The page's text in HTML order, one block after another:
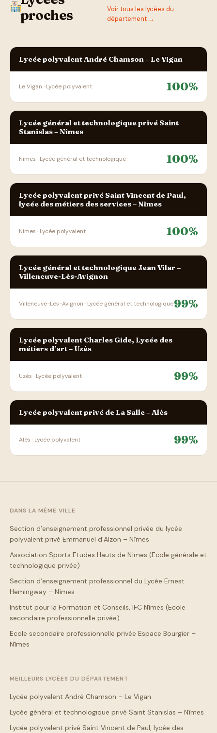
proches
Voir tous les lycées du
département →
Lycée polyvalent André Chamson – Le Vigan
Le Vigan · Lycée polyvalent 100%
Lycée général et technologique privé Saint
Stanislas – Nîmes
Nîmes · Lycée général et technologique 100%
Lycée polyvalent privé Saint Vincent de Paul,
lycée des métiers des services – Nîmes
Nîmes · Lycée polyvalent 100%
Lycée général et technologique Jean Vilar –
Villeneuve-Lès-Avignon
Villeneuve-Lès-Avignon · Lycée général et technologique99%
Lycée polyvalent Charles Gide, Lycée des
métiers d’art – Uzès
Uzès · Lycée polyvalent 99%
Lycée polyvalent privé de La Salle – Alès
Alès · Lycée polyvalent 99%
DANS LA MÊME VILLE
Section d’enseignement professionnel privée du lycée
polyvalent privé Emmanuel d’Alzon – Nîmes
Association Sports Etudes Hauts de Nîmes (Ecole générale et
technologique privée)
Section d’enseignement professionnel du Lycée Ernest
Hemingway – Nîmes
Institut pour la Formation et Conseils, IFC Nîmes (Ecole
secondaire professionnelle privée)
Ecole secondaire professionnelle privée Espace Bourgier –
Nîmes
MEILLEURS LYCÉES DU DÉPARTEMENT
Lycée polyvalent André Chamson – Le Vigan
Lycée général et technologique privé Saint Stanislas – Nîmes
Lycée polyvalent privé Saint Vincent de Paul, lycée des